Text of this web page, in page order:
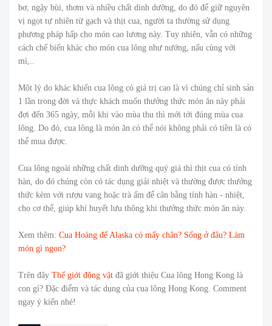
bơ, ngậy bùi, thơm và nhiều chất dinh dưỡng, do đó để giữ nguyên
vị ngọt tự nhiên từ gạch và thịt cua, người ta thường sử dụng
phương pháp hấp cho món cao lương này. Tuy nhiên, vẫn có những
cách chế biến khác cho món cua lông như nướng, nấu cùng với
mì,..
Một lý do khác khiến cua lông có giá trị cao là vì chúng chỉ sinh sản
1 lần trong đời và thực khách muốn thưởng thức món ăn này phải
đợi đến 365 ngày, mỗi khi vào mùa thu thì mới tới đúng mùa cua
lông. Do đó, cua lông là món ăn có thể nói không phải có tiền là có
thể mua được.
Cua lông ngoài những chất dinh dưỡng quý giá thì thịt cua có tính
hàn, do đó chúng còn có tác dụng giải nhiệt và thường được thưởng
thức kèm với rượu vang hoặc trà ấm để cân bằng tính hàn - nhiệt,
cho cơ thể, giúp khí huyết lưu thông khi thưởng thức món ăn này.
Xem thêm: Cua Hoàng đế Alaska có mấy chân? Sống ở đâu? Làm
món gì ngon?
Trên đây Thế giới động vật đã giới thiệu Cua lông Hong Kong là
con gì? Đặc điểm và tác dụng của cua lông Hong Kong. Comment
ngay ý kiến nhé!